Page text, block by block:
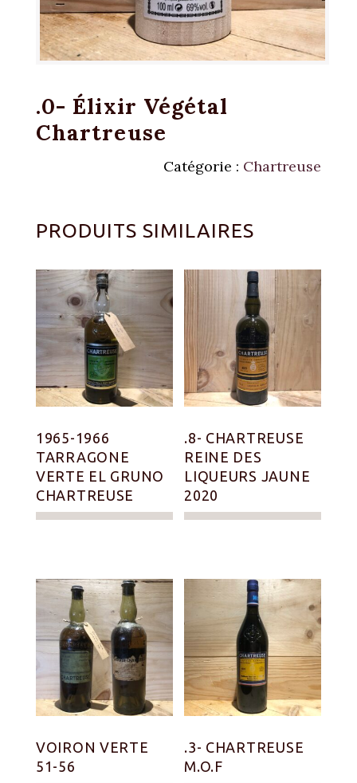
.0- Élixir Végétal
Chartreuse
Catégorie : Chartreuse
PRODUITS SIMILAIRES
1965-1966
TARRAGONE
VERTE EL GRUNO
CHARTREUSE
.8- CHARTREUSE
REINE DES
LIQUEURS JAUNE
2020
VOIRON VERTE
51-56
.3- CHARTREUSE
M.O.F